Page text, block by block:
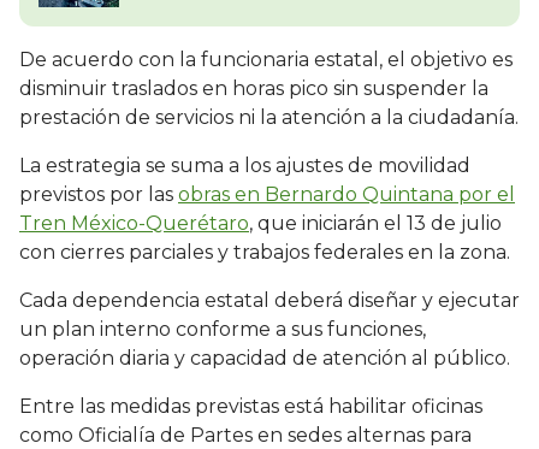
De acuerdo con la funcionaria estatal, el objetivo es
disminuir traslados en horas pico sin suspender la
prestación de servicios ni la atención a la ciudadanía.
La estrategia se suma a los ajustes de movilidad
previstos por las obras en Bernardo Quintana por el
Tren México-Querétaro, que iniciarán el 13 de julio
con cierres parciales y trabajos federales en la zona.
Cada dependencia estatal deberá diseñar y ejecutar
un plan interno conforme a sus funciones,
operación diaria y capacidad de atención al público.
Entre las medidas previstas está habilitar oficinas
como Oficialía de Partes en sedes alternas para